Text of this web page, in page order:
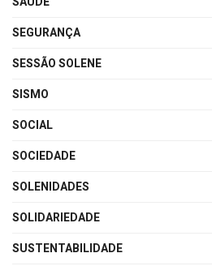
SEGURANÇA
SESSÃO SOLENE
SISMO
SOCIAL
SOCIEDADE
SOLENIDADES
SOLIDARIEDADE
SUSTENTABILIDADE